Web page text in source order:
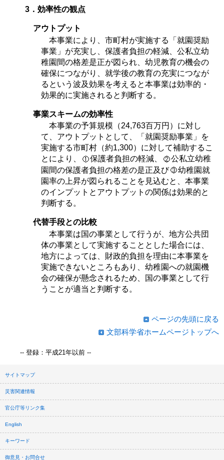
3．効率性の観点
アウトプット
本事業により、市町村が実施する「就園奨励
事業」が充実し、保護者負担の軽減、公私立幼
稚園間の格差是正が図られ、幼児教育の機会の
確保につながり、就学後の教育の充実につなが
るという波及効果を考えると本事業は効率的・
効果的に実施されると判断する。
事業スキームの効率性
本事業の予算規模（24,763百万円）に対し
て、アウトプットとして、「就園奨励事業」を
実施する市町村（約1,300）に対して補助するこ
とにより、
保護者負担の軽減、
公私立幼稚
園間の保護者負担の格差の是正及び
幼稚園就
園率の上昇が図られることを見込むと、本事業
のインプットとアウトプットの関係は効果的と
判断する。
代替手段との比較
本事業は国の事業として行うが、地方公共団
体の事業として実施することとした場合には、
地方によっては、財政的負担を理由に本事業を
実施できないところもあり、幼稚園への就園機
会の確保が懸念されるため、国の事業として行
うことが適当と判断する。
ページの先頭に戻る
文部科学省ホームページトップへ
-- 登録：平成21年以前 --
サイトマップ
災害関連情報
官公庁等リンク集
English
キーワード
御意見・お問合せ